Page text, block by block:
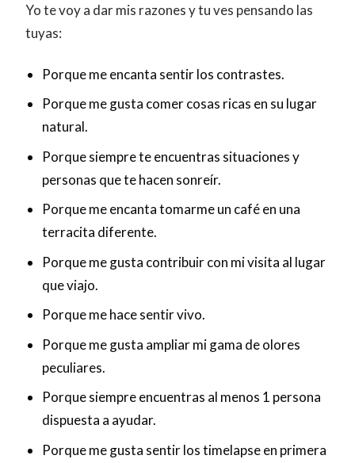
Yo te voy a dar mis razones y tu ves pensando las
tuyas:
Porque me encanta sentir los contrastes.
Porque me gusta comer cosas ricas en su lugar
natural.
Porque siempre te encuentras situaciones y
personas que te hacen sonreír.
Porque me encanta tomarme un café en una
terracita diferente.
Porque me gusta contribuir con mi visita al lugar
que viajo.
Porque me hace sentir vivo.
Porque me gusta ampliar mi gama de olores
peculiares.
Porque siempre encuentras al menos 1 persona
dispuesta a ayudar.
Porque me gusta sentir los timelapse en primera